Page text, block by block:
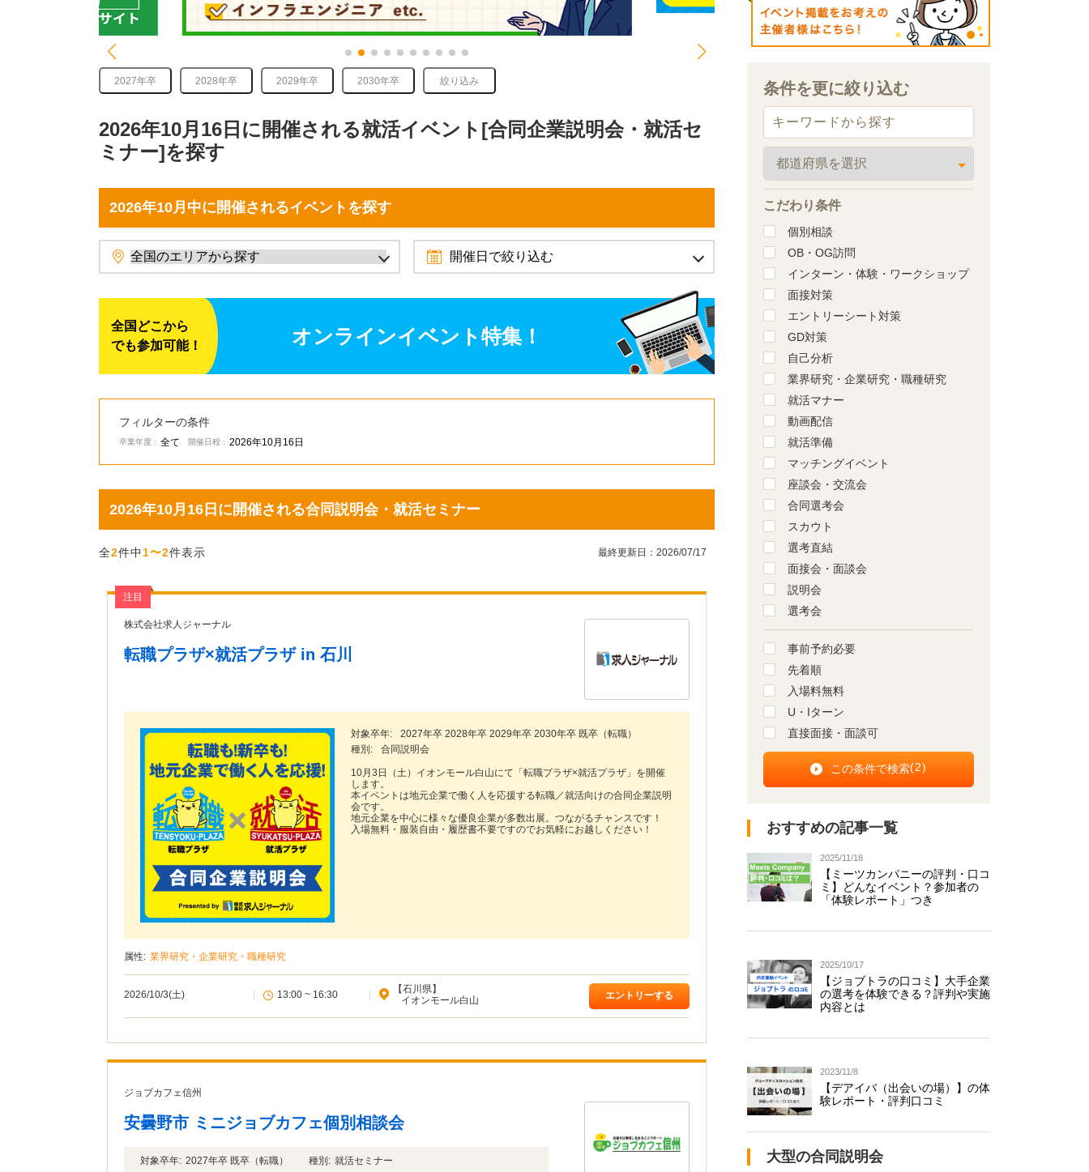
2027年卒 2028年卒 2029年卒 2030年卒 絞り込み
2026年10月16日に開催される就活イベント[合同企業説明会・就活セ
ミナー]を探す
2026年10月中に開催されるイベントを探す
開催日で絞り込む
2026年10月 11月
日 火 金 土
2 3
4 5 6 7 8 9 10
25 26
全国どこから
でも参加可能！
オンラインイベント特集！
フィルターの条件
卒業年度 : 全て 開催日程 : 2026年10月16日
2026年10月16日に開催される合同説明会・就活セミナー
全2件中 1〜2件表示 最終更新日：2026/07/17
注目
株式会社求人ジャーナル
転職プラザ×就活プラザ in 石川
対象卒年:
2027年卒 2028年卒 2029年卒 2030年卒 既卒（転職）
種別:
合同説明会
10月3日（土）イオンモール白山にて「転職プラザ×就活プラザ」を開催
します。
本イベントは地元企業で働く人を応援する転職／就活向けの合同企業説明
会です。
地元企業を中心に様々な優良企業が多数出展。つながるチャンスです！
入場無料・服装自由・履歴書不要ですのでお気軽にお越しください！
属性: 業界研究・企業研究・職種研究
2026/10/3(土) | 13:00 ~ 16:30 |
【石川県】
イオンモール白山
エントリーする
ジョブカフェ信州
安曇野市 ミニジョブカフェ個別相談会
対象卒年: 2027年卒 既卒（転職） 種別: 就活セミナー
条件を更に絞り込む
こだわり条件
個別相談
OB・OG訪問
インターン・体験・ワークショップ
面接対策
エントリーシート対策
GD対策
自己分析
業界研究・企業研究・職種研究
就活マナー
動画配信
就活準備
マッチングイベント
座談会・交流会
合同選考会
スカウト
選考直結
面接会・面談会
説明会
選考会
事前予約必要
先着順
入場料無料
U・Iターン
直接面接・面談可
(2)
おすすめの記事一覧
2025/11/18
【ミーツカンパニーの評判・口コ
ミ】どんなイベント？参加者の
「体験レポート」つき
2025/10/17
【ジョブトラの口コミ】大手企業
の選考を体験できる？評判や実施
内容とは
2023/11/8
【デアイバ（出会いの場）】の体
験レポート・評判口コミ
大型の合同説明会